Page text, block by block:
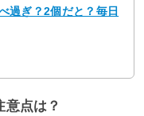
過ぎ？2個だと？毎日
点は？